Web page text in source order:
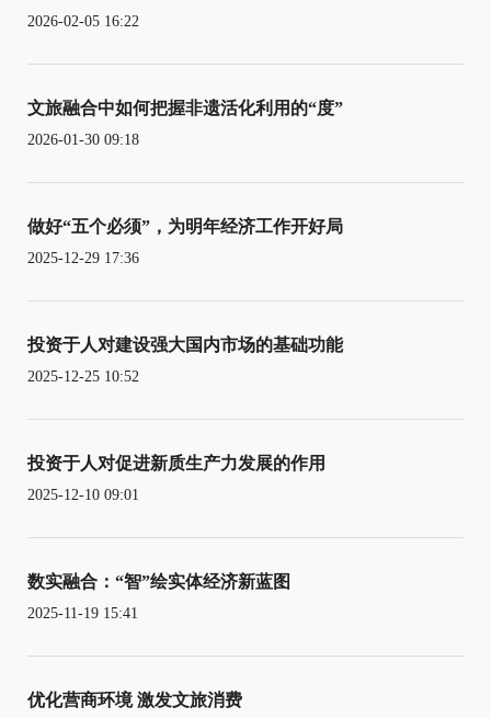
2026-02-05 16:22
文旅融合中如何把握非遗活化利用的“度”
2026-01-30 09:18
做好“五个必须”，为明年经济工作开好局
2025-12-29 17:36
投资于人对建设强大国内市场的基础功能
2025-12-25 10:52
投资于人对促进新质生产力发展的作用
2025-12-10 09:01
数实融合：“智”绘实体经济新蓝图
2025-11-19 15:41
优化营商环境 激发文旅消费